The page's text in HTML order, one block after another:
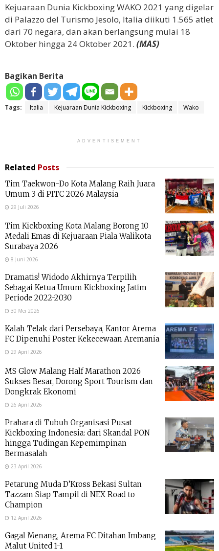
Kejuaraan Dunia Kickboxing WAKO 2021 yang digelar
di Palazzo del Turismo Jesolo, Italia diikuti 1.565 atlet
dari 70 negara, dan akan berlangsung mulai 18
Oktober hingga 24 Oktober 2021. (MAS)
Bagikan Berita
Tags: Italia Kejuaraan Dunia Kickboxing Kickboxing Wako
ADVERTISEMENT
Related Posts
Tim Taekwon-Do Kota Malang Raih Juara
Umum 3 di PITC 2026 Malaysia
29 Juli 2026
Tim Kickboxing Kota Malang Borong 10
Medali Emas di Kejuaraan Piala Walikota
Surabaya 2026
8 Juni 2026
Dramatis! Widodo Akhirnya Terpilih
Sebagai Ketua Umum Kickboxing Jatim
Periode 2022-2030
30 Mei 2026
Kalah Telak dari Persebaya, Kantor Arema
FC Dipenuhi Poster Kekecewaan Aremania
29 April 2026
MS Glow Malang Half Marathon 2026
Sukses Besar, Dorong Sport Tourism dan
Dongkrak Ekonomi
26 April 2026
Prahara di Tubuh Organisasi Pusat
Kickboxing Indonesia: dari Skandal PON
hingga Tudingan Kepemimpinan
Bermasalah
23 April 2026
Petarung Muda D’Kross Bekasi Sultan
Tazzam Siap Tampil di NEX Road to
Champion
12 April 2026
Gagal Menang, Arema FC Ditahan Imbang
Malut United 1-1